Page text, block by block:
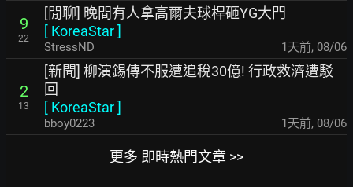
9
22
[閒聊] 晚間有人拿高爾夫球桿砸YG大門
[ KoreaStar]
StressND 1天前, 08/06
2
13
[新聞] 柳演錫傳不服遭追稅30億! 行政救濟遭駁
回
[ KoreaStar]
bboy0223 1天前, 08/06
更多 即時熱門文章 >>